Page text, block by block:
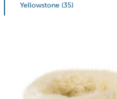
Yellowstone (35)